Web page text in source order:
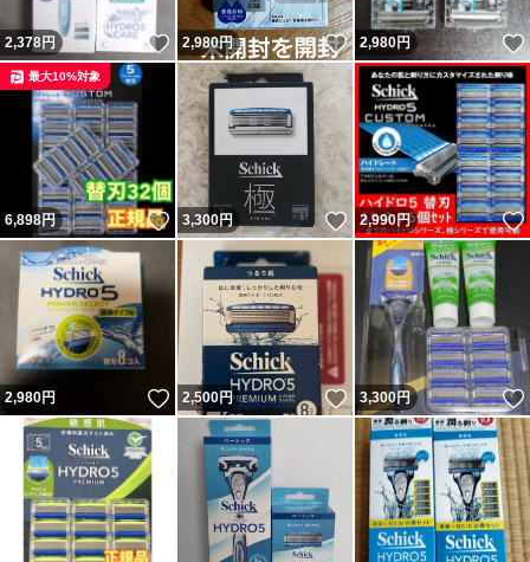
2,378円 いいね！
2,980円 いいね！
2,980円
6,898円 いいね！
最大10%対象
3,300円 いいね！
2,990円
2,980円 いいね！
2,500円 いいね！
3,300円